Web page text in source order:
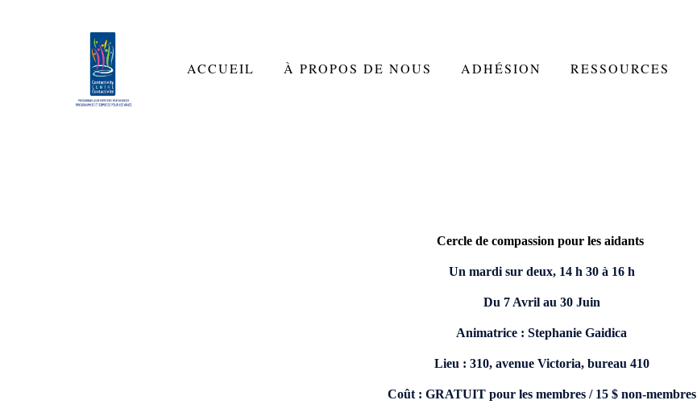
ACCUEIL À PROPOS DE NOUS ADHÉSION RESSOURCES
Cercle de compassion pour les aidants
Un mardi sur deux, 14 h 30 à 16 h
Du 7 Avril au 30 Juin
Animatrice : Stephanie Gaidica
Lieu : 310, avenue Victoria, bureau 410
Coût : GRATUIT pour les membres / 15 $ non-membres